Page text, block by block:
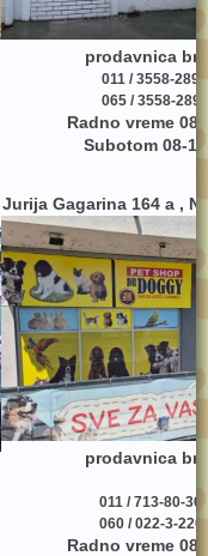
prodavnica br.
011 / 3558-289
065 / 3558-289
Radno vreme
Subotom 08-
Jurija Gagarina 164 a ,
prodavnica br.
011 / 713-80-30
060 / 022-3-220
Radno vreme